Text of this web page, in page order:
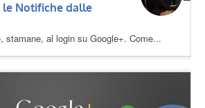
le Notifiche dalle
stamane, al login su Google+. Come...